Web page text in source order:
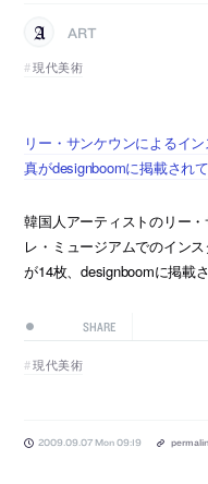
ART
現代美術
リー・サンケウンによるイ
真がdesignboomに掲載され
韓国人アーティストのリー
レ・ミュージアムでのイン
が14枚、designboomに掲載
SHARE
現代美術
2009.09.07 Mon 09:19